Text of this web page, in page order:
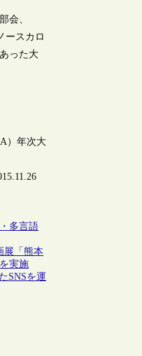
会、
ースカロ
った大
）年次大
多言語
展「熊本
実施
SNSを運